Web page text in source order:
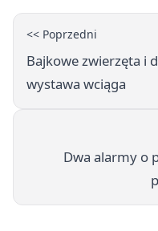
<< Poprzedni
Bajkowe zwierzęta i
wystawa wciąga
Dwa alarmy o